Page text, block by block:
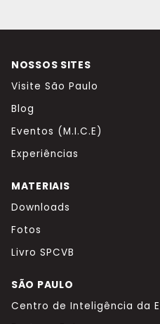
NOSSOS SITES
Visite São Paulo
Blog
Eventos (M.I.C.E)
Experiências
MATERIAIS
Downloads
Fotos
Livro SPCVB
SÃO PAULO
Centro de Inteligência da